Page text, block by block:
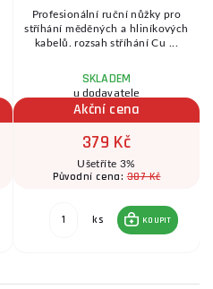
Profesionální ruční nůžky pro
stříhání měděných a hliníkových
kabelů. rozsah stříhání Cu ...
SKLADEM
u dodavatele
Akční cena
379 Kč
Ušetříte 3%
Původní cena:387 Kč
ks KOUPIT